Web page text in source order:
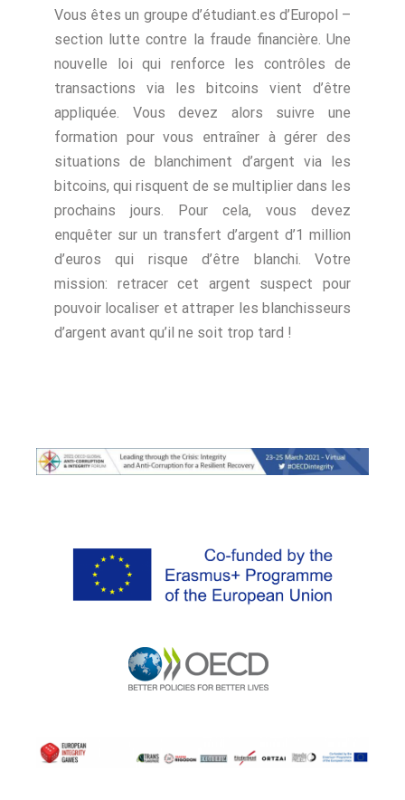
Vous êtes un groupe d’étudiant.es d’Europol –
section lutte contre la fraude financière. Une
nouvelle loi qui renforce les contrôles de
transactions via les bitcoins vient d’être
appliquée. Vous devez alors suivre une
formation pour vous entraîner à gérer des
situations de blanchiment d’argent via les
bitcoins, qui risquent de se multiplier dans les
prochains jours. Pour cela, vous devez
enquêter sur un transfert d’argent d’1 million
d’euros qui risque d’être blanchi. Votre
mission: retracer cet argent suspect pour
pouvoir localiser et attraper les blanchisseurs
d’argent avant qu’il ne soit trop tard !